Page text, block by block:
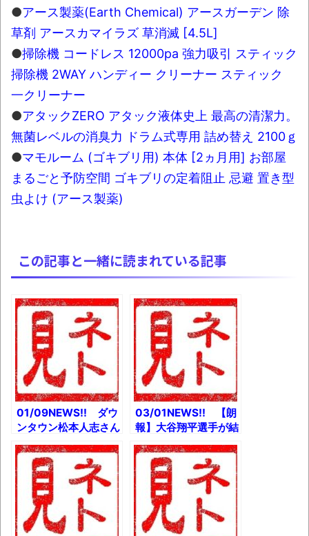
●アース製薬(Earth Chemical) アースガーデン 除
草剤 アースカマイラズ 草消滅 [4.5L]
●掃除機 コードレス 12000pa 強力吸引 スティック
掃除機 2WAY ハンディー クリーナー スティック
一クリーナー
●アタックZERO アタック液体史上 最高の清潔力。
無菌レベルの消臭力 ドラム式専用 詰め替え 2100ｇ
●マモルーム (ゴキブリ用) 本体 [2ヵ月用] お部屋
まるごと予防空間 ゴキブリの定着阻止 忌避 置き型
虫よけ (アース製薬)
この記事と一緒に読まれている記事
01/09NEWS!! ダウ
ンタウン松本人志さん
芸能活動休止を発表と
か 粗品、万馬券的
中！2400万円を被災
地へ全額寄付とか
【注意】緊急地震速
報、9日10日にメンテ
ナンスを実施とか 小
03/01NEWS!! 【朗
報】大谷翔平選手が結
婚 相手は日本人女性
とか 【緊急地震速
報】関東大震災の前
兆!?千葉県沖で地震相
次ぐ スロースリッ
プ？とか 【政治倫】
裏金問題「何のための